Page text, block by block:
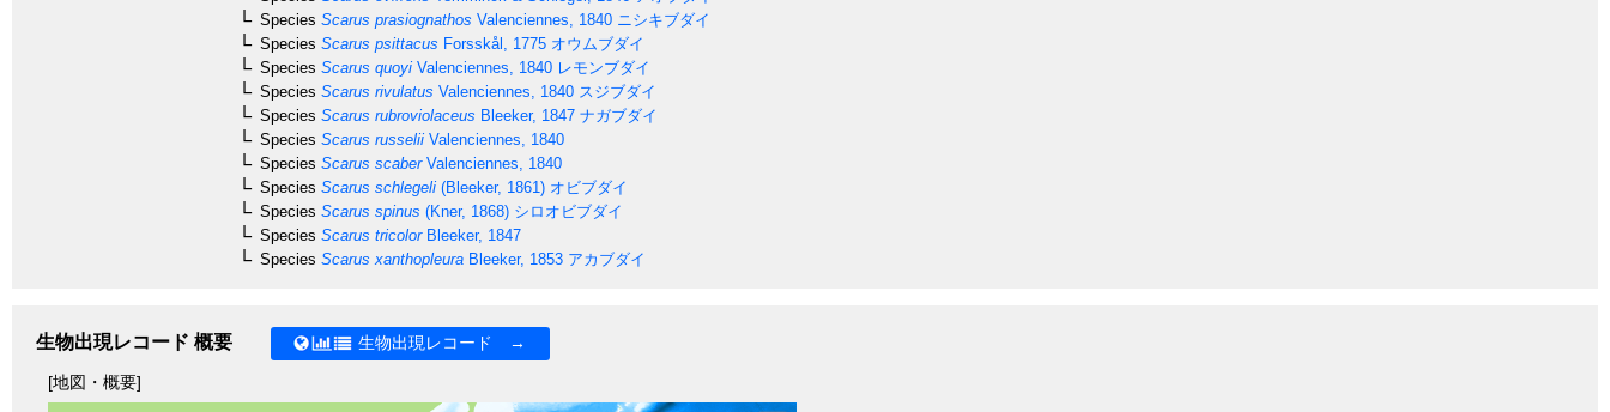
Species Scarus prasiognathos Valenciennes, 1840 ニシキブダイ
Species Scarus psittacus Forsskål, 1775 オウムブダイ
Species Scarus quoyi Valenciennes, 1840 レモンブダイ
Species Scarus rivulatus Valenciennes, 1840 スジブダイ
Species Scarus rubroviolaceus Bleeker, 1847 ナガブダイ
Species Scarus russelii Valenciennes, 1840
Species Scarus scaberValenciennes, 1840
Species Scarus schlegeli (Bleeker, 1861) オビブダイ
Species Scarus spinus (Kner, 1868) シロオビブダイ
Species Scarus tricolorBleeker, 1847
Species Scarus xanthopleura Bleeker, 1853 アカブダイ
生物出現レコード 概要 生物出現レコード →
[地図・概要]